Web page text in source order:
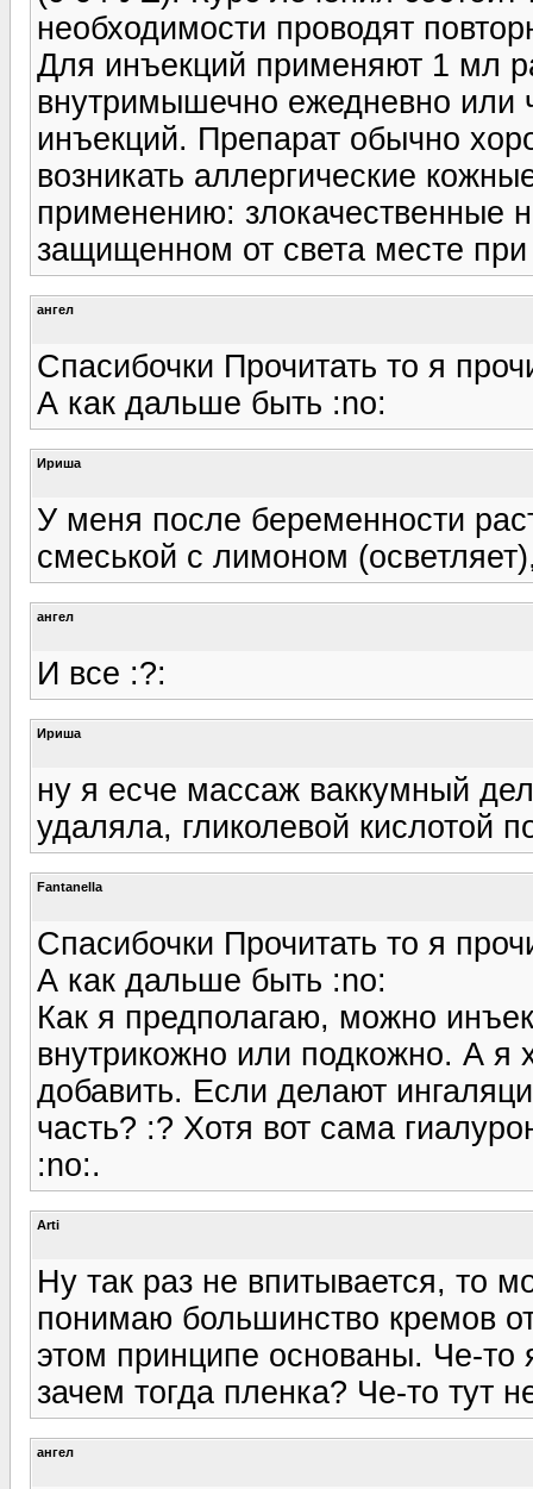
необходимости проводят
Для инъекций применяют 1 мл
внутримышечно ежедневно или
инъекций. Препарат обычно
возникать аллергические
применению: злокачественные
защищенном от света месте
ангел
Спасибочки Прочитать то я
А как дальше быть :no:
Ириша
У меня после беременности
смеськой с лимоном
ангел
И все :?:
Ириша
ну я есче массаж ваккумный
удаляла, гликолевой кислотой
Fantanella
Спасибочки Прочитать то я
А как дальше быть :no:
Как я предполагаю, можно
внутрикожно или подкожно. А я
добавить. Если делают
часть? :? Хотя вот сама
:no:.
Arti
Ну так раз не впитывается, то
понимаю большинство кремов
этом принципе основаны. Че-то
зачем тогда пленка? Че-то тут
ангел